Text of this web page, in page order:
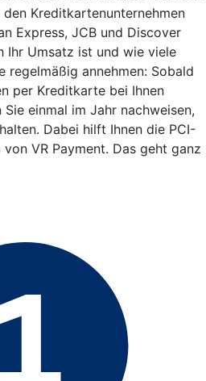
Kreditkartenunternehmen
Express, JCB und Discover
Ihr Umsatz ist und wie viele
regelmäßig annehmen: Sobald
per Kreditkarte bei Ihnen
einmal im Jahr nachweisen,
Dabei hilft Ihnen die PCI-
VR Payment. Das geht ganz